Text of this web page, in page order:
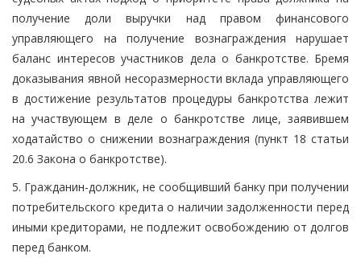
получение доли выручки над правом финансового
управляющего на получение вознаграждения нарушает
баланс интересов участников дела о банкротстве. Бремя
доказывания явной несоразмерности вклада управляющего
в достижение результатов процедуры банкротства лежит
на участвующем в деле о банкротстве лице, заявившем
ходатайство о снижении вознаграждения (пункт 18 статьи
20.6 Закона о банкротстве).
5. Гражданин-должник, не сообщивший банку при получении
потребительского кредита о наличии задолженности перед
иными кредиторами, не подлежит освобождению от долгов
перед банком.